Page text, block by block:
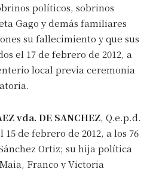
políticos, sobrinos
Gago y demás familiares
su fallecimiento y que sus
el 17 de febrero de 2012, a
local previa ceremonia
vda. DE SANCHEZ, Q.e.p.d.
de febrero de 2012, a los 76
Ortiz; su hija política
Franco y Victoria